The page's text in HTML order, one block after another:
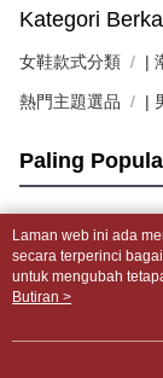
Kategori
女鞋款式分類 |
熱門主題選品 |
Paling
Tag Popular
Laman web ini ada
secara terperinci
untuk mengubah
menggunakan kuki di
mengetahui secara
Butiran >